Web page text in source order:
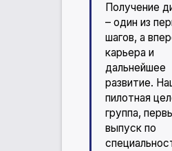
Получение
– один из
шагов, а
карьера и
дальнейшее
развитие.
пилотная
группа,
выпуск по